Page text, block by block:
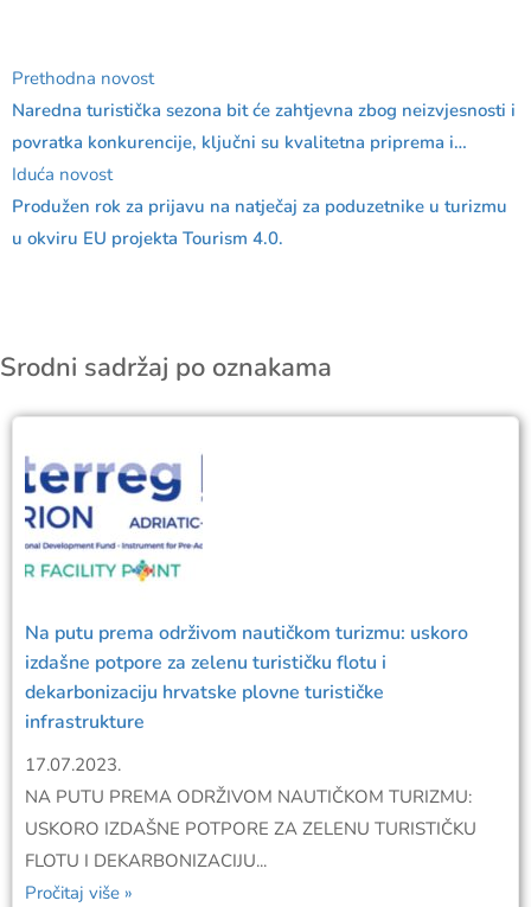
Prethodna novost
Naredna turistička sezona bit će zahtjevna zbog neizvjesnosti i
povratka konkurencije, ključni su kvalitetna priprema i
povratak investicija
Iduća novost
Produžen rok za prijavu na natječaj za poduzetnike u turizmu
u okviru EU projekta Tourism 4.0.
Srodni sadržaj po oznakama
Na putu prema održivom nautičkom turizmu: uskoro
izdašne potpore za zelenu turističku flotu i
dekarbonizaciju hrvatske plovne turističke
infrastrukture
17.07.2023.
NA PUTU PREMA ODRŽIVOM NAUTIČKOM TURIZMU:
USKORO IZDAŠNE POTPORE ZA ZELENU TURISTIČKU
FLOTU I DEKARBONIZACIJU...
Pročitaj više »